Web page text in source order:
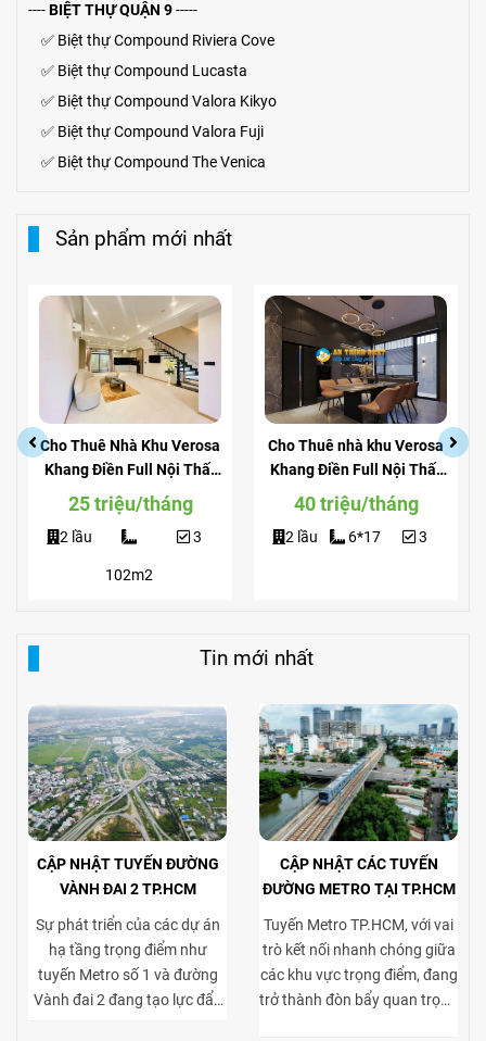
----BIỆT THỰ QUẬN 9-----
✅ Biệt thự Compound Riviera Cove
✅ Biệt thựCompound Lucasta
✅ Biệt thựCompound Valora Kikyo
✅ Biệt thự Compound Valora Fuji
✅ Biệt thự Compound The Venica
Sản phẩm mới nhất
Cho Thuê Nhà Khu Verosa
Khang Điền Full Nội Thất
Giá Siêu Rẻ
25 triệu/tháng
2 lầu
102m2
3
Cho Thuê nhà khu Verosa
Khang Điền Full Nội Thất
View Công Viên
40 triệu/tháng
2 lầu 6*17 3
Tin mới nhất
CẬP NHẬT TUYẾN ĐƯỜNG
VÀNH ĐAI 2 TP.HCM
Sự phát triển của các dự án
hạ tầng trọng điểm như
tuyến Metro số 1 và đường
Vành đai 2 đang tạo lực đẩy
CẬP NHẬT CÁC TUYẾN
ĐƯỜNG METRO TẠI TP.HCM
Tuyến Metro TP.HCM, với vai
trò kết nối nhanh chóng giữa
các khu vực trọng điểm, đang
trở thành đòn bẩy quan trọng